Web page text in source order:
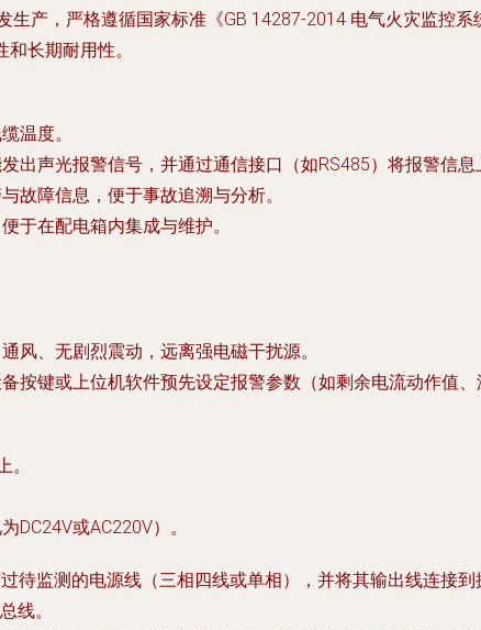
生产，严格遵循国家标准《GB 14287-2014 电气火灾监控
长期耐用性。
温度。
出声光报警信号，并通过通信接口（如RS485）将报警信息
故障信息，便于事故追溯与分析。
于在配电箱内集成与维护。
风、无剧烈震动，远离强电磁干扰源。
按键或上位机软件预先设定报警参数（如剩余电流动作值、
。
DC24V或AC220V）。
待监测的电源线（三相四线或单相），并将其输出线连接
线。